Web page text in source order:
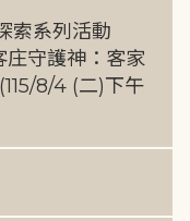
索系列活動
庄守護神：客家
8/4 (二)下午